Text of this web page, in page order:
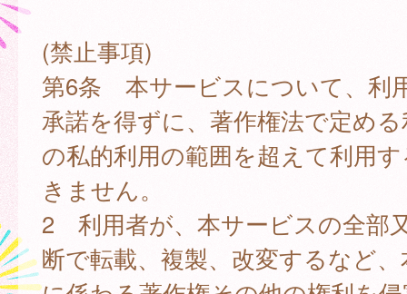
(禁止事項)
第6条 本サービスについて、利
承諾を得ずに、著作権法で定め
の私的利用の範囲を超えて利用
きません。
2 利用者が、本サービスの全部
断で転載、複製、改変するなど